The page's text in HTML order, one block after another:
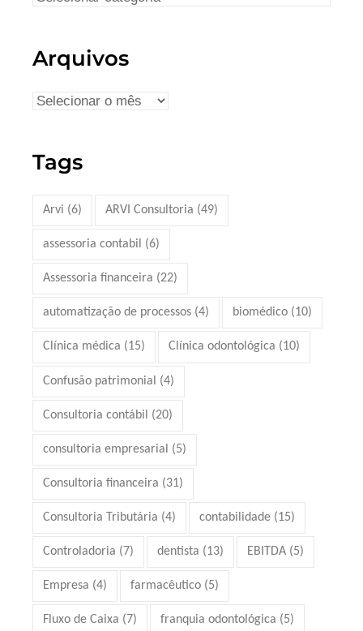
Arquivos
Tags
Arvi (6) ARVI Consultoria (49)
assessoria contabil (6)
Assessoria financeira (22)
automatização de processos (4) biomédico (10)
Clínica médica (15) Clínica odontológica (10)
Confusão patrimonial (4)
Consultoria contábil (20)
consultoria empresarial (5)
Consultoria financeira (31)
Consultoria Tributária (4) contabilidade (15)
Controladoria (7) dentista (13) EBITDA (5)
Empresa (4) farmacêutico (5)
Fluxo de Caixa (7) franquia odontológica (5)